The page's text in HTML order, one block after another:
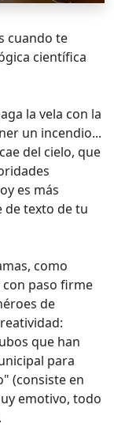
cuando te
científica
la vela con la
un incendio...
del cielo, que
es más
de texto de tu
como
paso firme
de
que han
para
(consiste en
emotivo, todo